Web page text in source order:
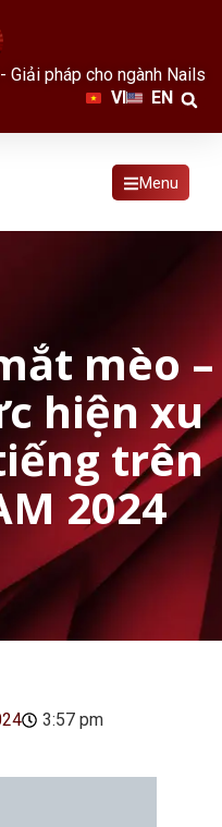
Giải pháp cho ngành Nails
VI
EN
Menu
mèo –
hiện xu
trên
2024
3:57 pm